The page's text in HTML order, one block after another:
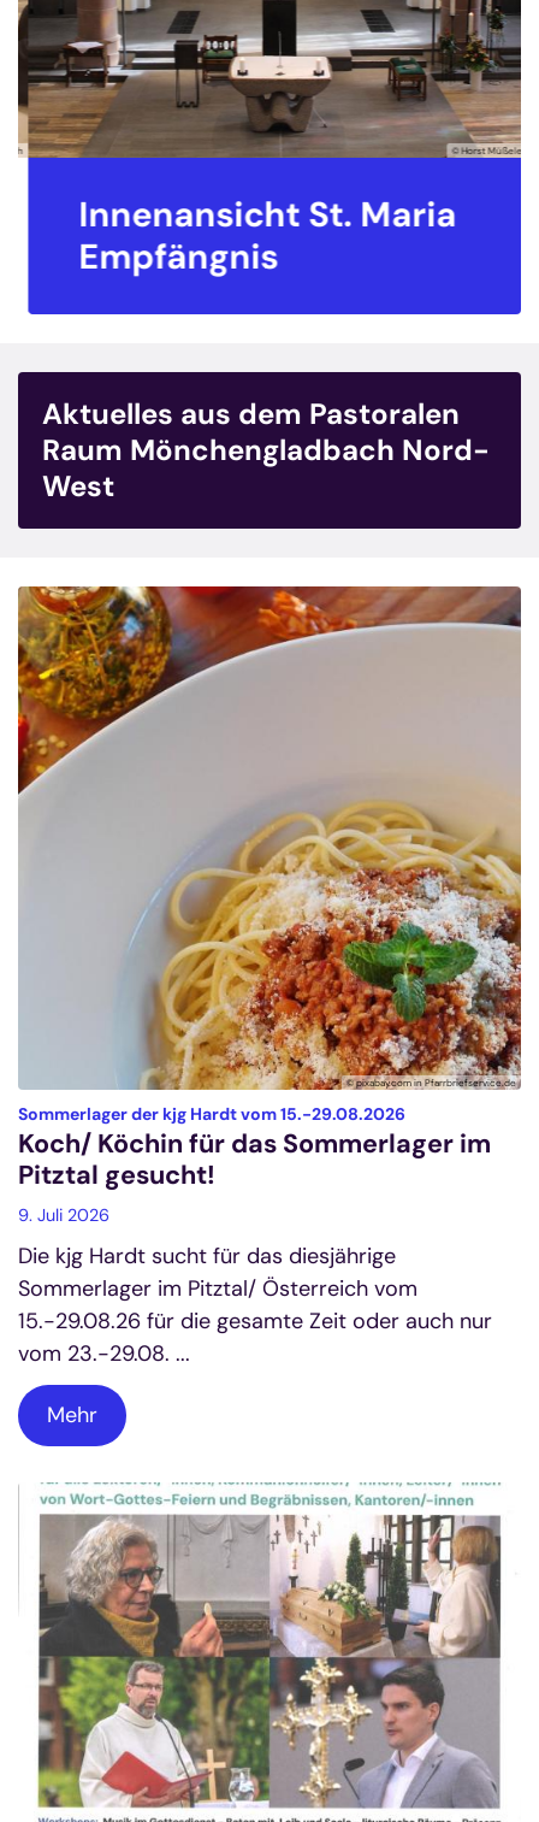
© Horst Müßeler
Innenansicht St. Maria
Empfängnis
Aktuelles aus dem Pastoralen
Raum Mönchengladbach Nord-
West
© pixabay.com in Pfarrbriefservice.de
Sommerlager der kjg Hardt vom 15.-29.08.2026
Koch/ Köchin für das Sommerlager im
Pitztal gesucht!
9. Juli 2026
Die kjg Hardt sucht für das diesjährige
Sommerlager im Pitztal/ Österreich vom
15.-29.08.26 für die gesamte Zeit oder auch nur
vom 23.-29.08. ...
Mehr